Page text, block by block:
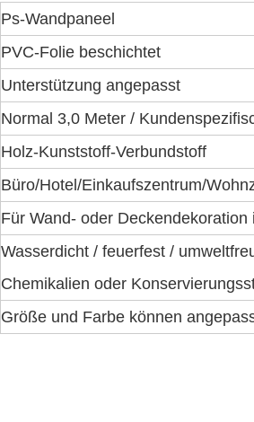
Ps-Wandpaneel
PVC-Folie beschichtet
Unterstützung angepasst
Normal 3,0 Meter /
Holz-Kunststoff-Verbundstoff
Büro/Hotel/Einkaufszentrum/
Für Wand- oder Deckendekoration
Wasserdicht / feuerfest /
Chemikalien oder
Größe und Farbe können